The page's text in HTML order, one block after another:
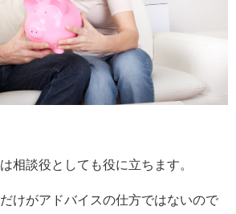
相談役としても役に立ちます。
けがアドバイスの仕方ではないので